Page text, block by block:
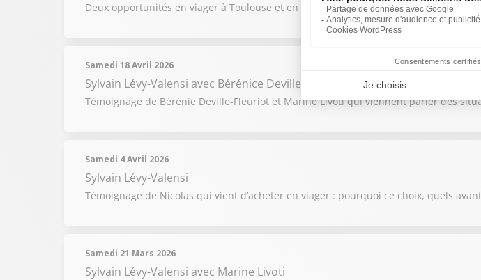
Deux opportunités en viager à Toulouse et en Savoie, sélectionnées par Marine
Samedi 18 Avril 2026
Sylvain Lévy-Valensi avec Bérénice Deville-Fleuriot, Marine Livoti
Témoignage de Bérénie Deville-Fleuriot et Marine Livoti qui viennent parler des
Samedi 4 Avril 2026
Sylvain Lévy-Valensi
Témoignage de Nicolas qui vient d’acheter en viager : pourquoi ce choix, quels
Samedi 21 Mars 2026
Sylvain Lévy-Valensi avec Marine Livoti